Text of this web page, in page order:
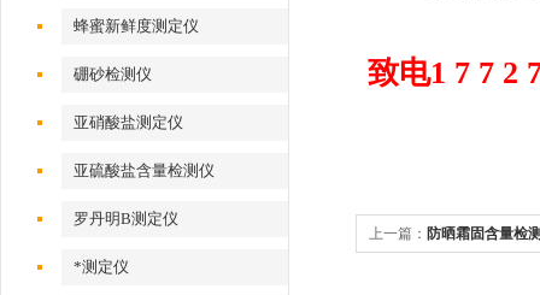
蜂蜜新鲜度测定仪
硼砂检测仪
亚硝酸盐测定仪
亚硫酸盐含量检测仪
罗丹明B测定仪
*测定仪
致电1 7 7 2
上一篇： 防晒霜固含量检